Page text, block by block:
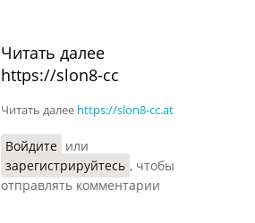
Читать далее
https://slon8-cc
Читать далее https://slon8-cc.at
Войдите или
зарегистрируйтесь , чтобы
отправлять комментарии